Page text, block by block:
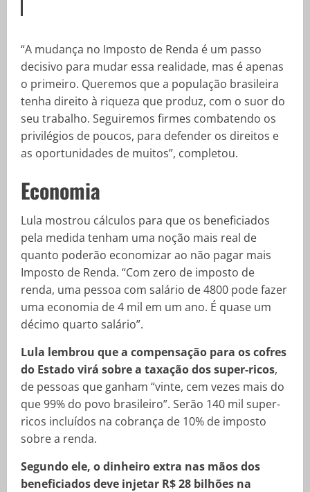
“A mudança no Imposto de Renda é um passo
decisivo para mudar essa realidade, mas é apenas
o primeiro. Queremos que a população brasileira
tenha direito à riqueza que produz, com o suor do
seu trabalho. Seguiremos firmes combatendo os
privilégios de poucos, para defender os direitos e
as oportunidades de muitos”, completou.
Economia
Lula mostrou cálculos para que os beneficiados
pela medida tenham uma noção mais real de
quanto poderão economizar ao não pagar mais
Imposto de Renda. “Com zero de imposto de
renda, uma pessoa com salário de 4800 pode fazer
uma economia de 4 mil em um ano. É quase um
décimo quarto salário”.
Lula lembrou que a compensação para os cofres
do Estado virá sobre a taxação dos super-ricos,
de pessoas que ganham “vinte, cem vezes mais do
que 99% do povo brasileiro”. Serão 140 mil super-
ricos incluídos na cobrança de 10% de imposto
sobre a renda.
Segundo ele, o dinheiro extra nas mãos dos
beneficiados deve injetar R$ 28 bilhões na